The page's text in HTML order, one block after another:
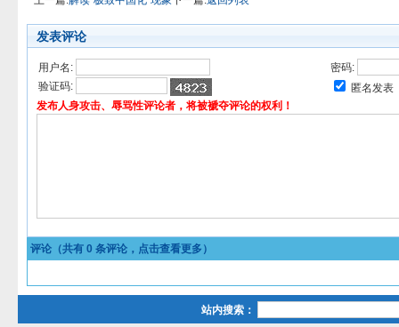
发表评论
用户名:
密码:
验证码:
匿名发表
发布人身攻击、辱骂性评论者，将被褫夺评论的权利！
评论（共有 0 条评论，点击查看更多）
站内搜索：